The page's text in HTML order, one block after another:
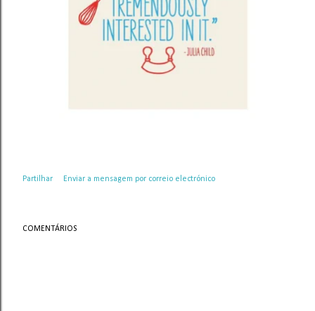
Partilhar Enviar a mensagem por correio electrónico
COMENTÁRIOS